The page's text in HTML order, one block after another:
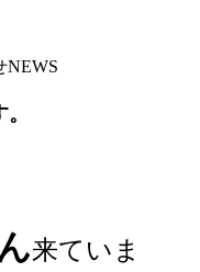
NEWS
来ていま